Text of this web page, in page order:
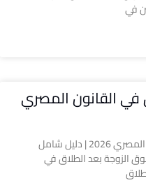
في
في القانون المصري
حقوق الزوجة بعد الطلاق في القانون المصري 2026 | دليل شامل
الزوجة بعد الطلاق في